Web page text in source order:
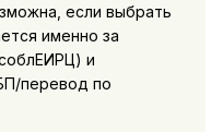
если выбрать
именно за
и
перевод по